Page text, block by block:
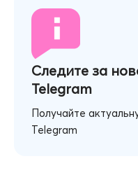
Следите за
Telegram
Получайте
Telegram